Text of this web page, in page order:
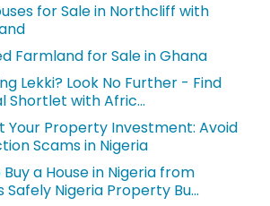
for Sale in Northcliff with
Farmland for Sale in Ghana
Lekki? Look No Further - Find
Shortlet with Afric...
Your Property Investment: Avoid
Scams in Nigeria
a House in Nigeria from
Safely Nigeria Property Bu...